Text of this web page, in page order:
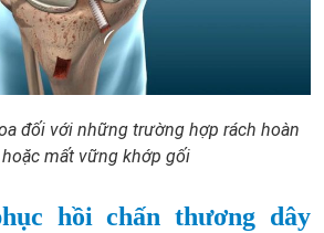
đối với những trường hợp rách hoàn
mất vững khớp gối
hồi chấn thương dây